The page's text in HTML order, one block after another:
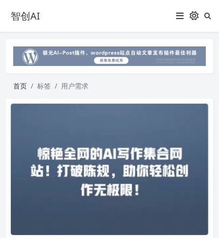
智创AI
首页 标签 用户需求